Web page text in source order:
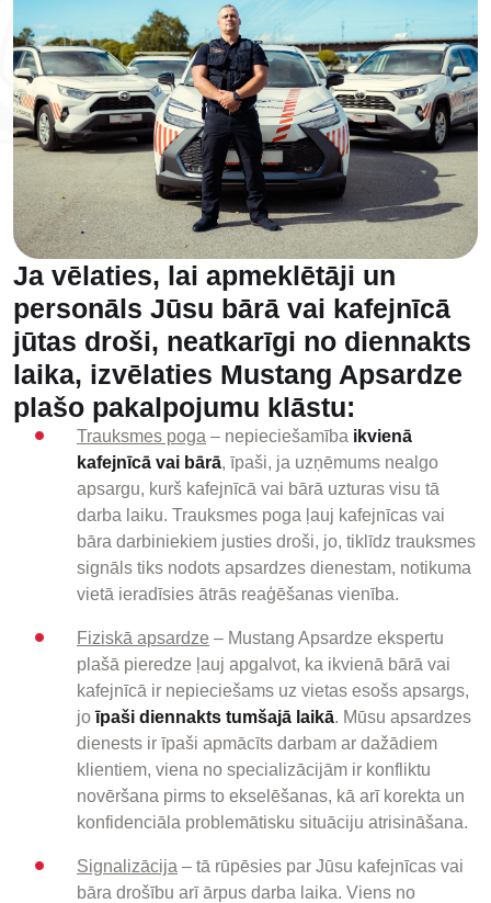
Ja vēlaties, lai apmeklētāji un
personāls Jūsu bārā vai kafejnīcā
jūtas droši, neatkarīgi no diennakts
laika, izvēlaties Mustang Apsardze
plašo pakalpojumu klāstu:
Trauksmes poga – nepieciešamība ikvienā
kafejnīcā vai bārā, īpaši, ja uzņēmums nealgo
apsargu, kurš kafejnīcā vai bārā uzturas visu tā
darba laiku. Trauksmes poga ļauj kafejnīcas vai
bāra darbiniekiem justies droši, jo, tiklīdz trauksmes
signāls tiks nodots apsardzes dienestam, notikuma
vietā ieradīsies ātrās reaģēšanas vienība.
Fiziskā apsardze – Mustang Apsardze ekspertu
plašā pieredze ļauj apgalvot, ka ikvienā bārā vai
kafejnīcā ir nepieciešams uz vietas esošs apsargs,
joīpaši diennakts tumšajā laikā. Mūsu apsardzes
dienests ir īpaši apmācīts darbam ar dažādiem
klientiem, viena no specializācijām ir konfliktu
novēršana pirms to ekselēšanas, kā arī korekta un
konfidenciāla problemātisku situāciju atrisināšana.
Signalizācija – tā rūpēsies par Jūsu kafejnīcas vai
bāra drošību arī ārpus darba laika. Viens no